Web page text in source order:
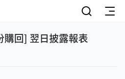
購回] 翌日披露報表